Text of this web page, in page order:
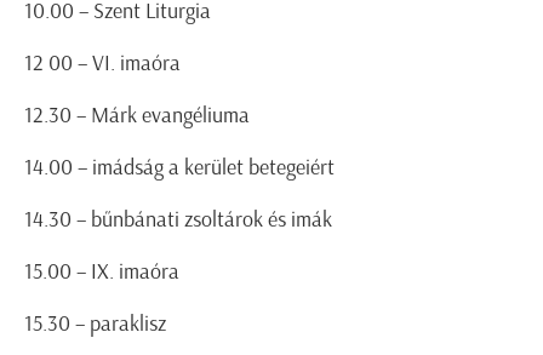
10.00 – Szent Liturgia
12 00 – VI. imaóra
12.30 – Márk evangéliuma
14.00 – imádság a kerület betegeiért
14.30 – bűnbánati zsoltárok és imák
15.00 – IX. imaóra
15.30 – paraklisz